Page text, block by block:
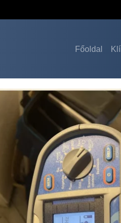
Főoldal